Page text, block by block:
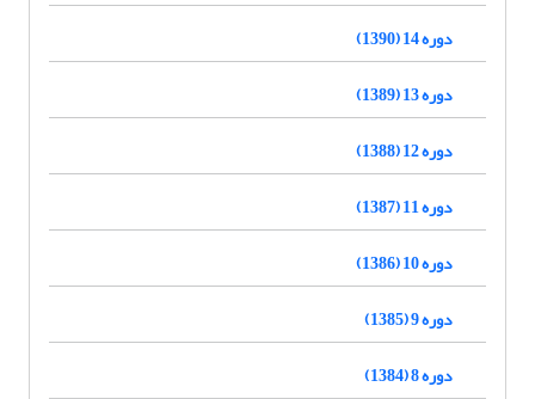
دوره 14 (1390)
دوره 13 (1389)
دوره 12 (1388)
دوره 11 (1387)
دوره 10 (1386)
دوره 9 (1385)
دوره 8 (1384)